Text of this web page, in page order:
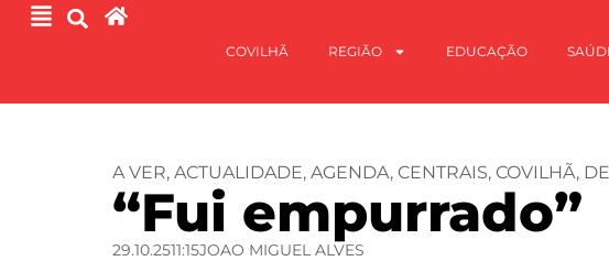
COVILHÃ REGIÃO EDUCAÇÃO
A VER, ACTUALIDADE, AGENDA, CENTRAIS, COVILHÃ,
“Fui empurrado”
29.10.2511:15JOAO MIGUEL ALVES